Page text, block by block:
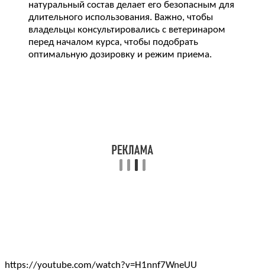
натуральный состав делает его безопасным для
длительного использования. Важно, чтобы
владельцы консультировались с ветеринаром
перед началом курса, чтобы подобрать
оптимальную дозировку и режим приема.
https://youtube.com/watch?v=H1nnf7WneUU